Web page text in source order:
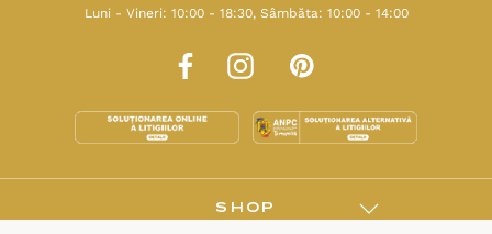
Luni - Vineri: 10:00 - 18:30, Sâmbăta: 10:00 - 14:00
SHOP